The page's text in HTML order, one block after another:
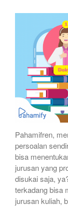
Pahamifren,
persoalan
bisa
jurusan yang
disukai saja,
terkadang bisa
jurusan kuliah,